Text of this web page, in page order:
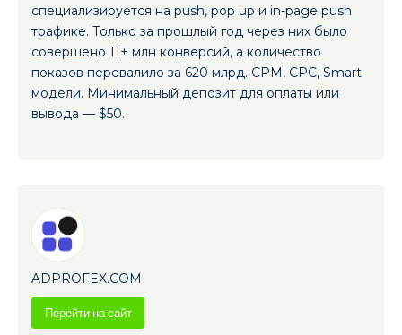
специализируется на push, pop up и in-page push
трафике. Только за прошлый год через них было
совершено 11+ млн конверсий, а количество
показов перевалило за 620 млрд. CPM, CPC, Smart
модели. Минимальный депозит для оплаты или
вывода — $50.
ADPROFEX.COM
Перейти на сайт